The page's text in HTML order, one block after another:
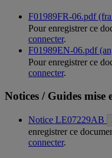
F01989FR-06.pdf
Pour enregistrer ce
connecter.
F01989EN-06.pdf
Pour enregistrer ce
connecter.
Notices / Guides mise
Notice LE07229AB
enregistrer ce
connecter.